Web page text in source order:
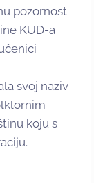
pozornost
KUD-a
svoj naziv
koju s